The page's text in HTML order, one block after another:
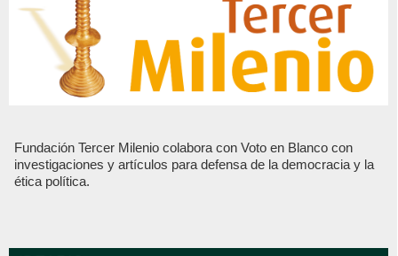
Fundación Tercer Milenio colabora con Voto en Blanco con
investigaciones y artículos para defensa de la democracia y la
ética política.